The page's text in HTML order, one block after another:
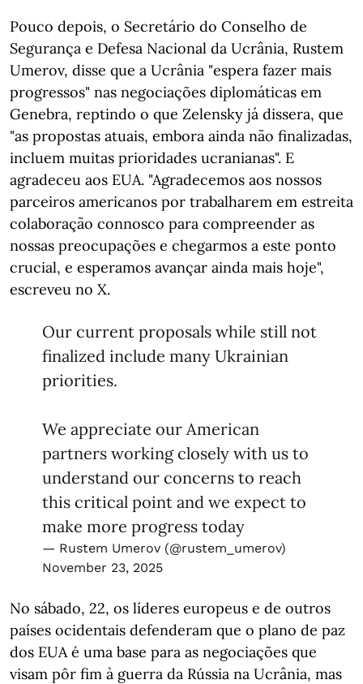
Pouco depois, o Secretário do Conselho de
Segurança e Defesa Nacional da Ucrânia, Rustem
Umerov, disse que a Ucrânia "espera fazer mais
progressos" nas negociações diplomáticas em
Genebra, reptindo o que Zelensky já dissera, que
"as propostas atuais, embora ainda não finalizadas,
incluem muitas prioridades ucranianas". E
agradeceu aos EUA. "Agradecemos aos nossos
parceiros americanos por trabalharem em estreita
colaboração connosco para compreender as
nossas preocupações e chegarmos a este ponto
crucial, e esperamos avançar ainda mais hoje",
escreveu no X.
Our current proposals while still not
finalized include many Ukrainian
priorities.
We appreciate our American
partners working closely with us to
understand our concerns to reach
this critical point and we expect to
make more progress today
— Rustem Umerov (@rustem_umerov)
November 23, 2025
No sábado, 22, os líderes europeus e de outros
países ocidentais defenderam que o plano de paz
dos EUA é uma base para as negociações que
visam pôr fim à guerra da Rússia na Ucrânia, mas